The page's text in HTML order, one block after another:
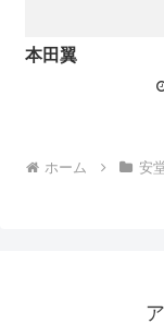
本田翼
ホーム 安